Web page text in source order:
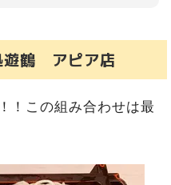
遊鶴 アピア店
！この組み合わせは最